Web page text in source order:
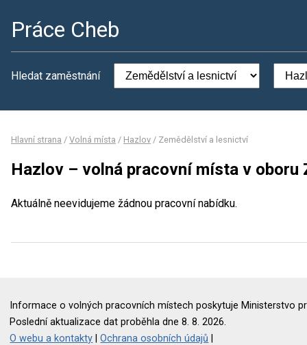
Práce Cheb
Hledat zaměstnání
Hlavní strana / Volná místa / Hazlov / Zemědělství a lesnictví
Hazlov – volná pracovní místa v
Aktuálně neevidujeme žádnou pracovní nabídku.
Informace o volných pracovních místech poskytuje Ministerstvo
Poslední aktualizace dat proběhla dne 8. 8. 2026.
O webu a kontakty |Ochrana osobních údajů